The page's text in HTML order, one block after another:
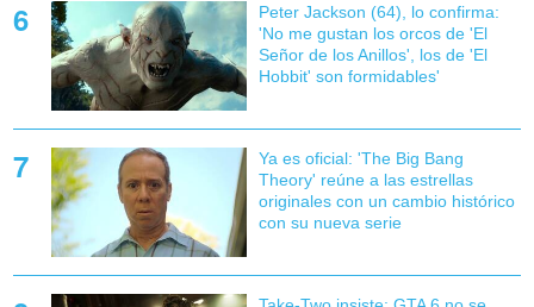
Peter Jackson (64), lo confirma:
'No me gustan los orcos de 'El
Señor de los Anillos', los de 'El
Hobbit' son formidables'
Ya es oficial: 'The Big Bang
Theory' reúne a las estrellas
originales con un cambio histórico
con su nueva serie